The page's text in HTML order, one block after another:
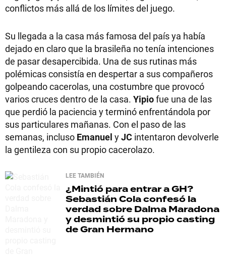
conflictos más allá de los límites del juego.
Su llegada a la casa más famosa del país ya había
dejado en claro que la brasileña no tenía intenciones
de pasar desapercibida. Una de sus rutinas más
polémicas consistía en despertar a sus compañeros
golpeando cacerolas, una costumbre que provocó
varios cruces dentro de la casa. Yipiofue una de las
que perdió la paciencia y terminó enfrentándola por
sus particulares mañanas. Con el paso de las
semanas, incluso Emanuel yJC intentaron devolverle
la gentileza con su propio cacerolazo.
LEE TAMBIÉN
¿Mintió para entrar a GH?
Sebastián Cola confesó la
verdad sobre Dalma Maradona
y desmintió su propio casting
de Gran Hermano